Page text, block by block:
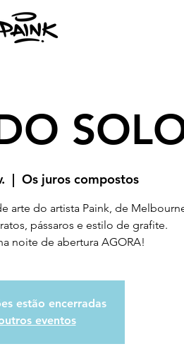
  |
Os juros compostos
arte do artista Paink, de
pássaros e estilo de grafite.
noite de abertura AGORA!
estão encerradas
eventos